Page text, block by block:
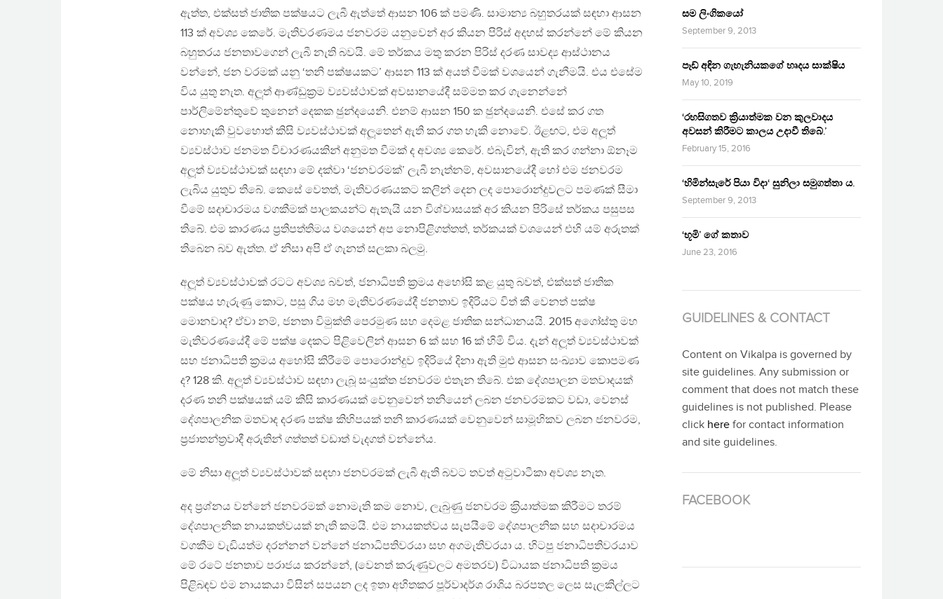
ඇත්ත, එක්සත් ජාතික පක්ෂයට ලැබී ඇත්තේ ආසන 106 ක් පමණි. සාමාන්‍ය බහුතරයක් සඳහා ආසන
113 ක් අවශ්‍ය කෙරේ. මැතිවරණමය ජනවරම යනුවෙන් අර කියන පිරිස් අදහස් කරන්නේ මේ කියන
බහුතරය ජනතාවගෙන් ලැබී නැති බවයි. මේ තර්කය මතු කරන පිරිස් දරණ සාවද්‍ය ආස්ථානය
වන්නේ, ජන වරමක් යනු ‘තනි පක්ෂයකට’ ආසන 113 ක් අයත් වීමක් වශයෙන් ගැනීමයි. එය එසේම
විය යුතු නැත. අලූත් ආණ්ඩුක‍්‍රම ව්‍යවස්ථාවක් අවසානයේදී සම්මත කර ගැනෙන්නේ
පාර්ලිමේන්තුවේ තුනෙන් දෙකක ඡුන්දයෙනි. එනම් ආසන 150 ක ඡුන්දයෙනි. එසේ කර ගත
නොහැකි වුවහොත් කිසි ව්‍යවස්ථාවක් අලූතෙන් ඇති කර ගත හැකි නොවේ. ඊළඟට, එම අලූත්
ව්‍යවස්ථාව ජනමත විචාරණයකින් අනුමත වීමක් ද අවශ්‍ය කෙරේ. එබැවින්, ඇති කර ගන්නා ඕනෑම
අලූත් ව්‍යවස්ථාවක් සඳහා මේ දක්වා ‘ජනවරමක්’ ලැබී නැත්නම්, අවසානයේදී හෝ එම ජනවරම
ලැබිය යුතුව තිබේ. කෙසේ වෙතත්, මැතිවරණයකට කලින් දෙන ලද පොරොන්දුවලට පමණක් සීමා
වීමේ සදාචාරමය වගකීමක් පාලකයන්ට ඇතැයි යන විශ්වාසයක් අර කියන පිරිසේ තර්කය පසුපස
තිබේ. එම කාරණය ප‍්‍රතිපත්තිමය වශයෙන් අප නොපිළිගත්තත්, තර්කයක් වශයෙන් එහි යම් අරුතක්
තිබෙන බව ඇත්ත. ඒ නිසා අපි ඒ ගැනත් සලකා බලමු.
අලූත් ව්‍යවස්ථාවක් රටට අවශ්‍ය බවත්, ජනාධිපති ක‍්‍රමය අහෝසි කළ යුතු බවත්, එක්සත් ජාතික
පක්ෂය හැරුණු කොට, පසු ගිය මහ මැතිවරණයේදී ජනතාව ඉදිරියට විත් කී වෙනත් පක්ෂ
මොනවාද? ඒවා නම්, ජනතා විමුක්ති පෙරමුණ සහ දෙමළ ජාතික සන්ධානයයි. 2015 අගෝස්තු මහ
මැතිවරණයේදී මේ පක්ෂ දෙකට පිළිවෙලින් ආසන 6 ක් සහ 16 ක් හිමි විය. දැන් අලූත් ව්‍යවස්ථාවක්
සහ ජනාධිපති ක‍්‍රමය අහෝසි කිරීමේ පොරොන්දුව ඉදිරියේ දිනා ඇති මුළු ආසන සංඛ්‍යාව කොපමණ
ද? 128 කි. අලූත් ව්‍යවස්ථාව සඳහා ලැබූ සංයුක්ත ජනවරම එතැන තිබේ. එක දේශපාලන මතවාදයක්
දරණ තනි පක්ෂයක් යම් කිසි කාරණයක් වෙනුවෙන් තනියෙන් ලබන ජනවරමකට වඩා, වෙනස්
දේශපාලනික මතවාද දරණ පක්ෂ කිහිපයක් තනි කාරණයක් වෙනුවෙන් සාමූහිකව ලබන ජනවරම,
ප‍්‍රජාතන්ත‍්‍රවාදී අරුතින් ගත්තත් වඩාත් වැදගත් වන්නේය.
මේ නිසා අලූත් ව්‍යවස්ථාවක් සඳහා ජනවරමක් ලැබී ඇති බවට තවත් අටුවාටීකා අවශ්‍ය නැත.
අද ප‍්‍රශ්නය වන්නේ ජනවරමක් නොමැති කම නොව, ලැබුණු ජනවරම ක‍්‍රියාත්මක කිරීමට තරම්
දේශපාලනික නායකත්වයක් නැති කමයි. එම නායකත්වය සැපයීමේ දේශපාලනික සහ සදාචාරමය
වගකීම වැඩියත්ම දරන්නන් වන්නේ ජනාධිපතිවරයා සහ අගමැතිවරයා ය. හිටපු ජනාධිපතිවරයාව
මේ රටේ ජනතාව පරාජය කරන්නේ, (වෙනත් කරුණුවලට අමතරව) විධායක ජනාධිපති ක‍්‍රමය
පිළිබඳව එම නායකයා විසින් සපයන ලද ඉතා අහිතකර පූර්වාදර්ශ රාශිය බරපතල ලෙස සැලකිල්ලට
සම ලිංගිකයෝ
September 9, 2013
පෑඩ් අඳින ගැහැනියකගේ හෘදය සාක්ෂිය
May 10, 2019
‘රහසිගතව ක්‍රියාත්මක වන කුලවාදය
අවසන් කිරීමට කාලය උදාවී තිබේ.’
February 15, 2016
‘හිමින්සැරේ පියා විදා‘ සුනිලා සමුගත්තා ය.
September 9, 2013
‘භූමි’ ගේ කතාව
June 23, 2016
GUIDELINES & CONTACT
Content on Vikalpa is governed by
site guidelines. Any submission or
comment that does not match these
guidelines is not published. Please
click here for contact information
and site guidelines.
FACEBOOK